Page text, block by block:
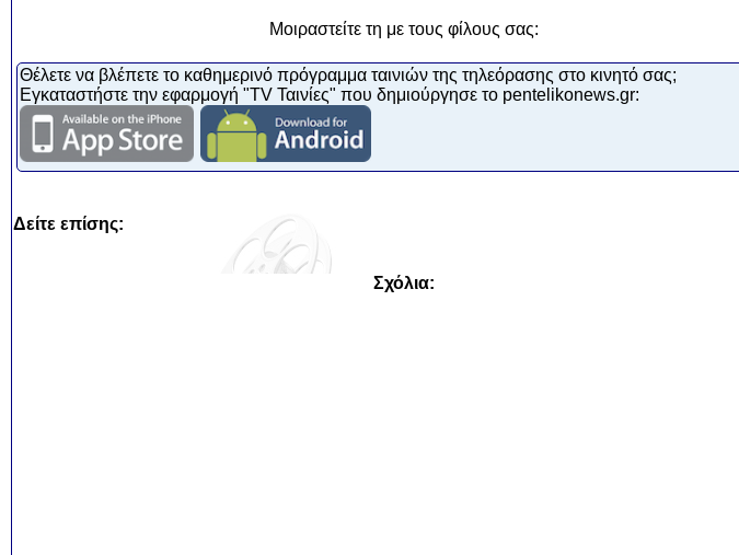
Μοιραστείτε τη με τους φίλους σας:
Θέλετε να βλέπετε το καθημερινό πρόγραμμα ταινιών της τηλεόρασης στο κινητό σας;
Εγκαταστήστε την εφαρμογή "TV Ταινίες" που δημιούργησε το pentelikonews.gr:
Δείτε επίσης:
Σχόλια: